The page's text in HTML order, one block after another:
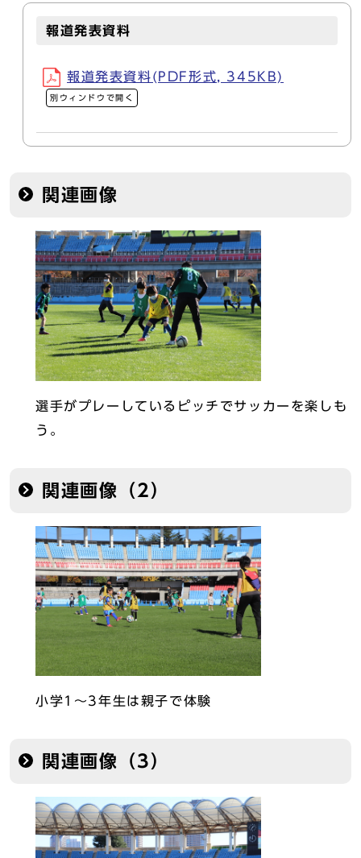
報道発表資料
報道発表資料(PDF形式, 345KB)
別ウィンドウで開く
関連画像
選手がプレーしているピッチでサッカーを楽しも
う。
関連画像（2）
小学1～3年生は親子で体験
関連画像（3）